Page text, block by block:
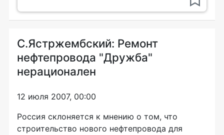
С.Ястржембский: Ремонт
нефтепровода "Дружба"
нерационален
12 июля 2007, 00:00
Россия склоняется к мнению о том, что
строительство нового нефтепровода для